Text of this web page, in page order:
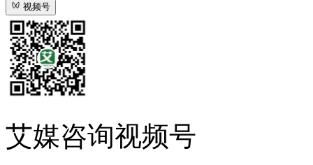
视频号
艾媒咨询视频号